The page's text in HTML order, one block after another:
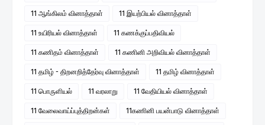
11 ஆங்கிலம் வினாத்தாள் 11 இயற்பியல் வினாத்தாள்
11 உயிரியல் வினாத்தாள் 11 கணக்குப்பதிவியல்
11 கணிதம் வினாத்தாள் 11 கணினி அறிவியல் வினாத்தாள்
11 தமிழ் - திறனறித்தேர்வு வினாத்தாள் 11 தமிழ் வினாத்தாள்
11 பொருளியல் 11 வரலாறு 11 வேதியியல் வினாத்தாள்
11 வேலைவாய்ப்புத்திறன்கள் 11கணினி பயன்பாடு வினாத்தாள்